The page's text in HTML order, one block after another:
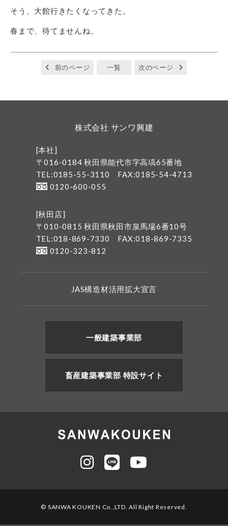
そう、大館行きたくなってきた。
春まで、待てませんね。
前のページ 一覧 次のページ
株式会社 サンワ興建
[本社]
〒016-0184 秋田県能代市字高塙65番地
TEL:0185-55-3110
FAX:0185-54-4713
0120-600-055
[秋田店]
〒010-0815 秋田県秋田市泉馬場6番10号
TEL:018-869-7330
FAX:018-869-7335
0120-323-812
JAS構造材活用拡大宣言
一般建築事業部
畜産建築事業部 特設サイト
© SANWA KOUKEN Co.,LTD. All Right Reserved.